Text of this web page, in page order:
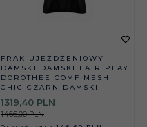
FRAK UJEŻDŻENIOWY
DAMSKI DAMSKI FAIR PLAY
DOROTHEE COMFIMESH
CHIC CZARN DAMSKI
1319,40 PLN
1466,00 PLN